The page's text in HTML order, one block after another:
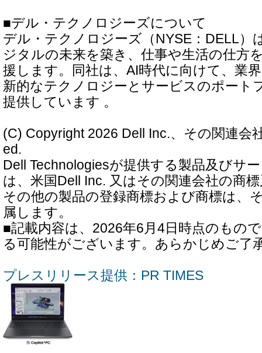
■デル・テクノロジーズについて
デル・テクノロジーズ（NYSE：DELL）
ジタルの未来を築き、仕事や生活の仕方
援します。同社は、AI時代に向けて、業
新的なテクノロジーとサービスのポート
提供しています 。
(C) Copyright 2026 Dell Inc.、その関連会
ed.
Dell Technologiesが提供する製品及びサ
は、米国Dell Inc. 又はその関連会社の商
その他の製品の登録商標および商標は、
属します。
■記載内容は、2026年6月4日時点のもの
る可能性がございます。あらかじめご了
プレスリリース提供：PR TIMES